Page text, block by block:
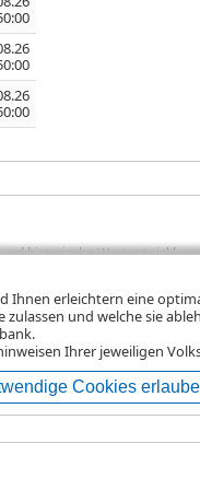
Ihnen erleichtern eine
und welche sie
Ihrer jeweiligen
Cookies
historische
Bei
anfallen, nicht berücksichtigt.
Ihre individuell
ergibt,
Hilfe